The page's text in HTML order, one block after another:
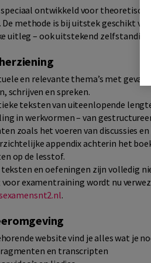
ontwikkeld voor theoretisch
De methode is bij uitstek geschikt
uitleg – ook uitstekend zelfstandig
en relevante thema’s met
schrijven en spreken.
teksten van uiteenlopende
in werkvormen – van
zoals het voeren van discussies
appendix achterin het
op de lesstof.
teksten en oefeningen zijn volledig
voor examentraining wordt nu
.
website vind je alles wat je
en transcripten